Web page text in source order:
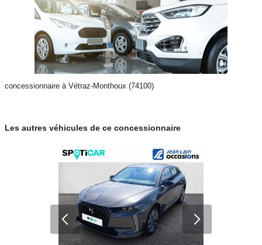
concessionnaire à Vétraz-Monthoux (74100)
Les autres véhicules de ce concessionnaire